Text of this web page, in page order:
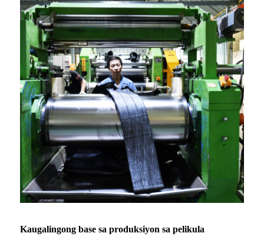
Kaugalingong base sa produksiyon sa pelikula